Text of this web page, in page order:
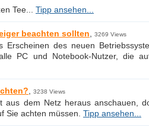
Tee... Tipp ansehen...
beachten sollten 3269 Views
Erscheinen des neuen
PC und Notebook-Nutzer, die
3238 Views
dem Netz heraus anschauen,
Sie achten müssen. Tipp ansehen...